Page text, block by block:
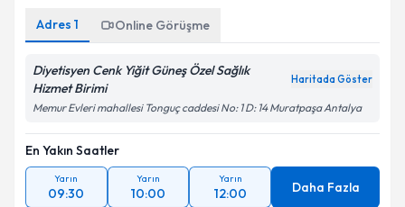
Adres 1 Online Görüşme
Diyetisyen Cenk Yiğit Güneş Özel Sağlık
Hizmet Birimi
Haritada Göster
Memur Evleri mahallesi Tonguç caddesi No: 1 D: 14 Muratpaşa Antalya
En Yakın Saatler
Yarın
09:30
Yarın
10:00
Yarın
12:00 Daha Fazla